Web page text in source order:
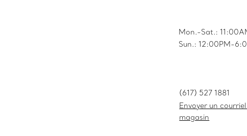
Mon.-Sat.:
Sun.: 12:00PM-
(617) 527 1881
Envoyer un
magasin